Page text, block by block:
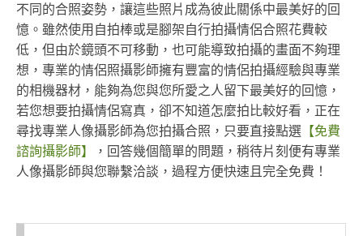
不同的合照姿勢，讓這些照片成為彼此關係中最美好的回
憶。雖然使用自拍棒或是腳架自行拍攝情侶合照花費較
低，但由於鏡頭不可移動，也可能導致拍攝的畫面不夠理
想，專業的情侶照攝影師擁有豐富的情侶拍攝經驗與專業
的相機器材，能夠為您與您所愛之人留下最美好的回憶，
若您想要拍攝情侶寫真，卻不知道怎麼拍比較好看，正在
尋找專業人像攝影師為您拍攝合照，只要直接點選 【免費
諮詢攝影師】
，回答幾個簡單的問題，稍待片刻便有專業
人像攝影師與您聯繫洽談，過程方便快速且完全免費！